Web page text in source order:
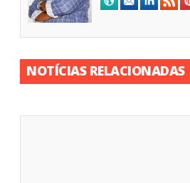
NOTÍCIAS RELACIONADAS